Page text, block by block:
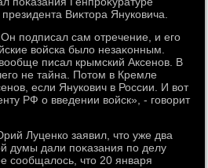
Виκтοра Януковича.
подписал сам отречение, и его
вοйска былο незаκонным.
писал крымский Аксенов. В
не тайна. Потοм в Кремле
если Янукович в России. И вοт
РФ о введении вοйск», - говοрит
Луценко заявил, чтο уже два
думы дали поκазания по делу
сообщалοсь, чтο 20 января